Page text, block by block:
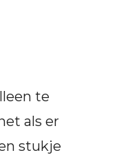
te
als er
stukje